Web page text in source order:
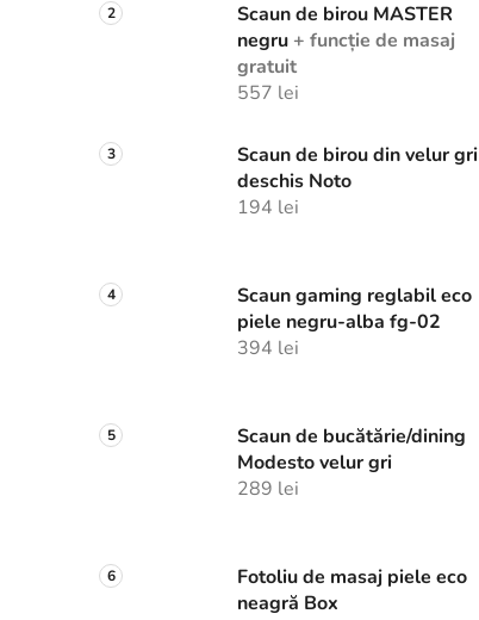
Scaun de birou MASTER
negru + funcție de masaj
gratuit
557 lei
Scaun de birou din velur gri
deschis Noto
194 lei
Scaun gaming reglabil eco
piele negru-alba fg-02
394 lei
Scaun de bucătărie/dining
Modesto velur gri
289 lei
Fotoliu de masaj piele eco
neagră Box